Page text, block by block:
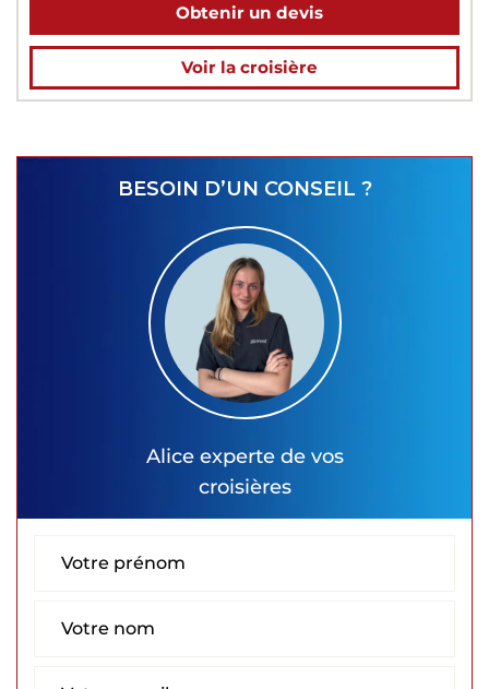
Obtenir un devis
Voir la croisière
BESOIN D’UN CONSEIL ?
Alice experte de vos
croisières